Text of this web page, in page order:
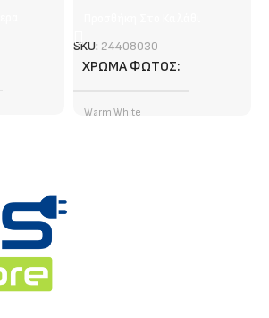
SMD
SKU: 24408030
ΧΡΏΜΑ ΦΩΤΌΣ
Warm White